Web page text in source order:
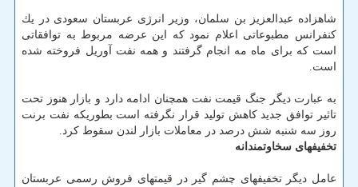
شاهزاده عبدالعزیز بن سلمان، وزیر انرژی عربستان سعودی در یك
كنفرانس مطبوعاتی اعلام نمود كه این عرضه مربوط به توافقاتی
است كه برای ماه مه انجام گرفتند و همه نفت آوریل فروخته شده
است.
به عبارت دیگر جنگ قیمت نفت همچنان ادامه دارد و بازار هنوز تحت
تاثیر توافق جدید كاهش تولید قرار نگرفته است بطوریكه نفت برنت
روز سه شنبه شش درصد در معاملات بازار لندن سقوط كرد.
تخفیفهای سخاوتمندانه
عامل دیگر تخفیفهای چشم گیر در قیمتهای فروش رسمی عربستان